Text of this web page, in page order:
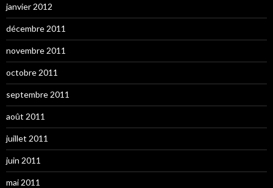
janvier 2012
décembre 2011
novembre 2011
octobre 2011
septembre 2011
août 2011
juillet 2011
juin 2011
mai 2011